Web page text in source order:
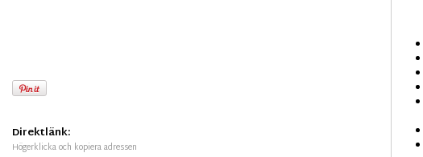
Direktlänk:
Högerklicka och kopiera adressen